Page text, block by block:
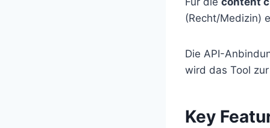
(Recht/Medizin)
Die API-
wird das Tool
Key